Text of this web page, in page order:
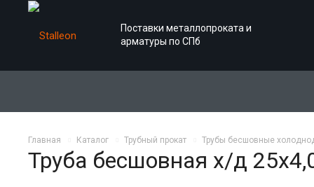
Поставки металлопроката и
арматуры по СПб
Главная Каталог Трубный прокат Трубы бесшовные
Труба бесшовная х/д